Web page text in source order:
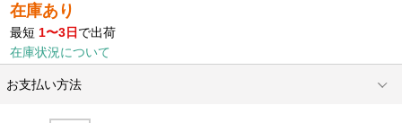
在庫あり
最短 1〜3日 で出荷
在庫状況について
お支払い方法